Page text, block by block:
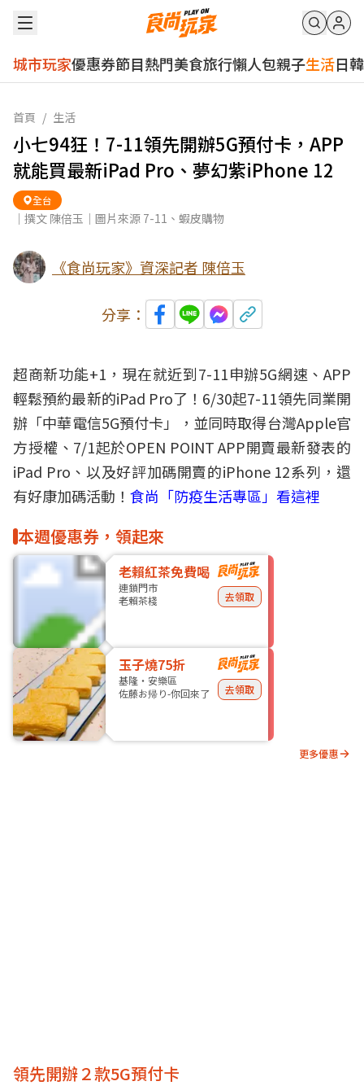
城市玩家優惠券節目熱門美食旅行懶人包親子生活日韓
首頁 / 生活
小七94狂！7-11領先開辦5G預付卡，APP
就能買最新iPad Pro、夢幻紫iPhone 12
全台
｜撰文 陳倍玉｜圖片來源 7-11、蝦皮購物
《食尚玩家》資深記者 陳倍玉
分享：
超商新功能+1，現在就近到7-11申辦5G網速、APP
輕鬆預約最新的iPad Pro了！6/30起7-11領先同業開
辦「中華電信5G預付卡」，並同時取得台灣Apple官
方授權、7/1起於OPEN POINT APP開賣最新發表的
iPad Pro、以及好評加碼開賣的iPhone 12系列，還
有好康加碼活動！ 食尚「防疫生活專區」看這裡
本週優惠券，領起來
老賴紅茶免費喝
連鎖門市
老賴茶棧
去領取
玉子燒75折
基隆・安樂區
佐藤お帰り-你回來了
去領取
更多優惠
領先開辦２款5G預付卡